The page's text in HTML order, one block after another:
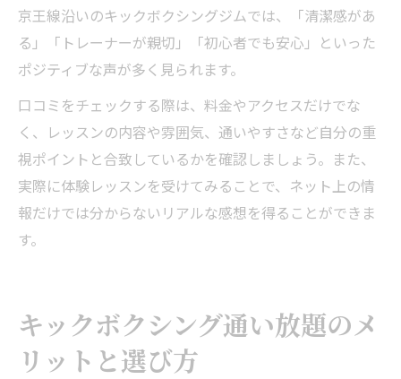
京王線沿いのキックボクシングジムでは、「清潔感があ
る」「トレーナーが親切」「初心者でも安心」といった
ポジティブな声が多く見られます。
口コミをチェックする際は、料金やアクセスだけでな
く、レッスンの内容や雰囲気、通いやすさなど自分の重
視ポイントと合致しているかを確認しましょう。また、
実際に体験レッスンを受けてみることで、ネット上の情
報だけでは分からないリアルな感想を得ることができま
す。
キックボクシング通い放題のメ
リットと選び方